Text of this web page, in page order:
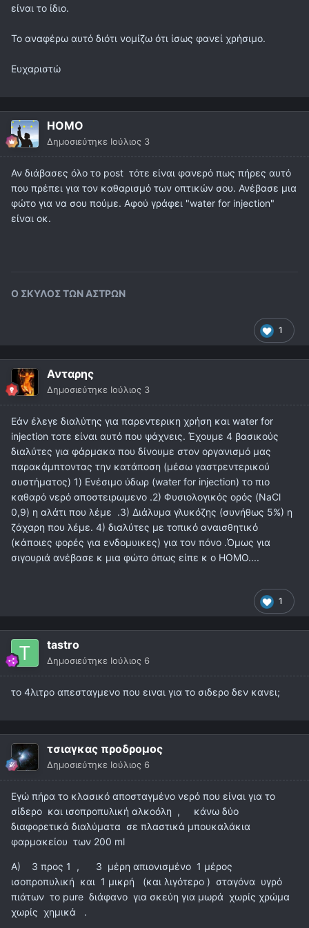
είναι το ίδιο.
Το αναφέρω αυτό διότι νομίζω ότι ίσως φανεί χρήσιμο.
Ευχαριστώ
HOMO
Δημοσιεύτηκε Ιούλιος 3
Αν διάβασες όλο το post τότε είναι φανερό πως πήρες αυτό
που πρέπει για τον καθαρισμό των οπτικών σου. Ανέβασε μια
φώτο για να σου πούμε. Αφού γράφει "water for injection"
είναι οκ.
1
Ο ΣΚΥΛΟΣ ΤΩΝ ΑΣΤΡΩΝ
Ανταρης
Δημοσιεύτηκε Ιούλιος 3
Εάν έλεγε διαλύτης για παρεντερικη χρήση και water for
injection τοτε είναι αυτό που ψάχνεις. Έχουμε 4 βασικούς
διαλύτες για φάρμακα που δίνουμε στον οργανισμό μας
παρακάμπτοντας την κατάποση (μέσω γαστρεντερικού
συστήματος) 1) Ενέσιμο ύδωρ (water for injection) το πιο
καθαρό νερό αποστειρωμενο .2) Φυσιολογικός ορός (NaCl
0,9) η αλάτι που λέμε .3) Διάλυμα γλυκόζης (συνήθως 5%) η
ζάχαρη που λέμε. 4) διαλύτες με τοπικό αναισθητικό
(κάποιες φορές για ενδομυικες) για τον πόνο .Όμως για
σιγουριά ανέβασε κ μια φώτο όπως είπε κ ο HOMO....
1
tastro
Δημοσιεύτηκε Ιούλιος 6
το 4λιτρο απεσταγμενο που ειναι για το σιδερο δεν κανει;
τσιαγκας προδρομος
Δημοσιεύτηκε Ιούλιος 6
Εγώ πήρα το κλασικό αποσταγμένο νερό που είναι για το
σίδερο και ισοπροπυλική αλκοόλη , κάνω δύο
διαφορετικά διαλύματα σε πλαστικά μπουκαλάκια
φαρμακείου των 200 ml
Α) 3 προς 1 , 3 μέρη απιονισμένο 1 μέρος
ισοπροπυλική και 1 μικρή (και λιγότερο ) σταγόνα υγρό
πιάτων το pure διάφανο για σκεύη για μωρά χωρίς χρώμα
χωρίς χημικά .